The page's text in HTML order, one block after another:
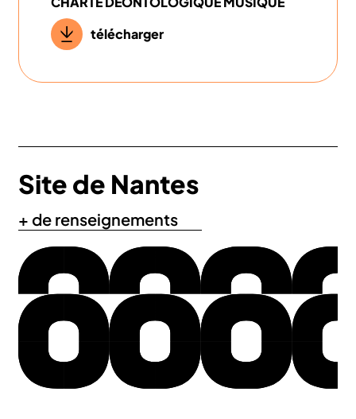
télécharger
Site de Nantes
+ de renseignements